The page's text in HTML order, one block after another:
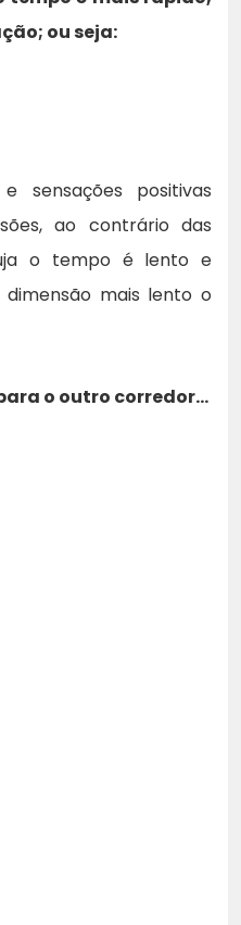
ou seja:
sensações positivas
ao contrário das
o tempo é lento e
mais lento o
o outro corredor…